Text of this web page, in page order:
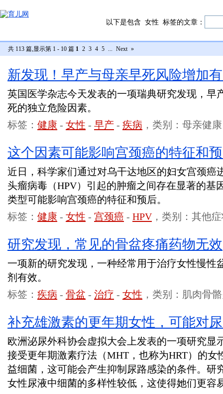
以下是包含 女性 标签的文章：
共 113 篇,显示第 1 - 10 篇 1 2 3 4 5 ... Next »
新发现！早产与母亲早死风险增加
英国医学杂志今天发表的一项瑞典研究发现，早
死的独立危险因素。
标签： 健康 - 女性 - 早产 - 疾病 ，类别：母亲健康
这个因素可能影响宫颈癌的特征和
近日，科学家们通过对乌干达地区的妇女宫颈癌
头瘤病毒（HPV）引起的肿瘤之间存在显著的基
类型可能影响宫颈癌的特征和预后。
标签： 健康 - 女性 - 宫颈癌 - HPV，类别：其他
研究发现，常见的骨盆疼痛药物无效
一项新的研究发现，一种经常用于治疗女性慢性
剂有效。
标签： 疾病 - 骨盆 - 治疗 - 女性 ，类别：肌肉骨
补充雄激素的更年期女性，可能对
欧洲泌尿外科协会虚拟大会上发表的一项研究显
接受更年期激素疗法（MHT，也称为HRT）的女
益细菌，这可能会产生抑制尿路感染的条件。研
女性尿液中细菌的多样性较低，这使得她们更容